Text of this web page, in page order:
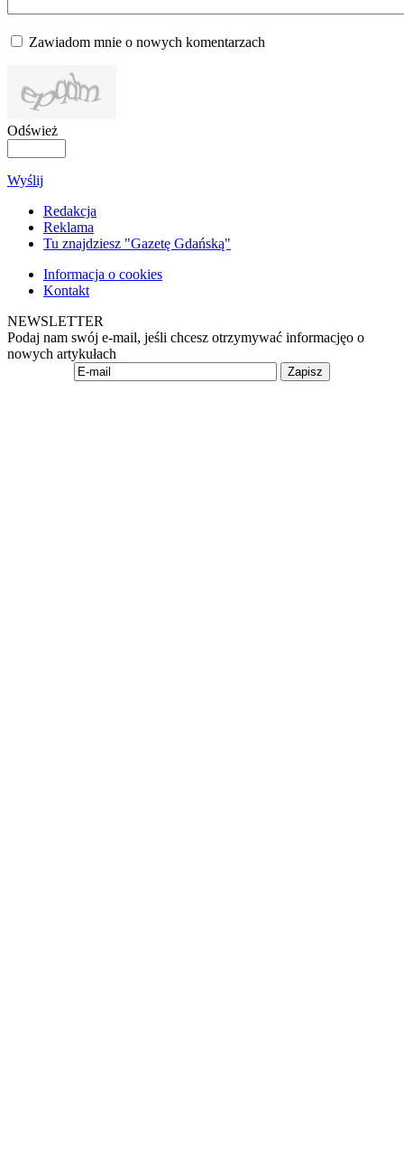
Zawiadom mnie o nowych komentarzach
Odśwież
Wyślij
Redakcja
Reklama
Tu znajdziesz "Gazetę Gdańską"
Informacja o cookies
Kontakt
NEWSLETTER
Podaj nam swój e-mail, jeśli chcesz otrzymywać informacjęo o
nowych artykułach
Zapisz